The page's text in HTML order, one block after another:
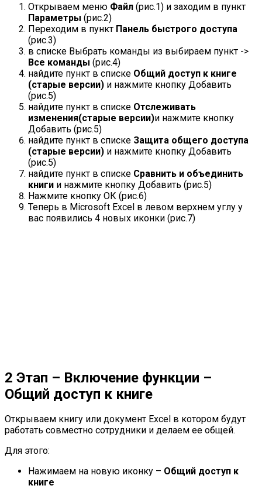
Открываем меню Файл (рис.1) и заходим в пункт
Параметры (рис.2)
Переходим в пункт Панель быстрого доступа
(рис.3)
в списке Выбрать команды из выбираем пункт ->
Все команды (рис.4)
найдите пункт в списке Общий доступ к книге
(старые версии) и нажмите кнопку Добавить
(рис.5)
найдите пункт в списке Отслеживать
изменения(старые версии)и нажмите кнопку
Добавить (рис.5)
найдите пункт в списке Защита общего доступа
(старые версии) и нажмите кнопку Добавить
(рис.5)
найдите пункт в списке Сравнить и объединить
книги и нажмите кнопку Добавить (рис.5)
Нажмите кнопку ОК (рис.6)
Теперь в Microsoft Excel в левом верхнем углу у
вас появились 4 новых иконки (рис.7)
2 Этап – Включение функции –
Общий доступ к книге
Открываем книгу или документ Excel в котором будут
работать совместно сотрудники и делаем ее общей.
Для этого:
Нажимаем на новую иконку – Общий доступ к
книге